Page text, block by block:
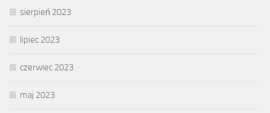
sierpień 2023
lipiec 2023
czerwiec 2023
maj 2023